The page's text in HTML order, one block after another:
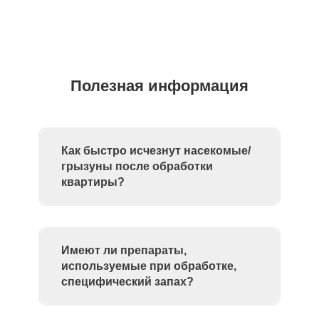
Полезная информация
Как быстро исчезнут насекомые/
грызуны после обработки
квартиры?
Имеют ли препараты,
используемые при обработке,
специфический запах?